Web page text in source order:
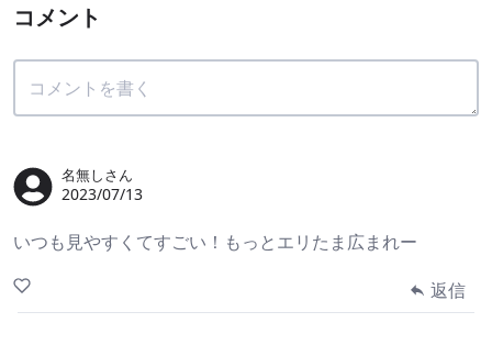
コメント
名無しさん
2023/07/13
いつも見やすくてすごい！もっとエリたま広まれー
返信